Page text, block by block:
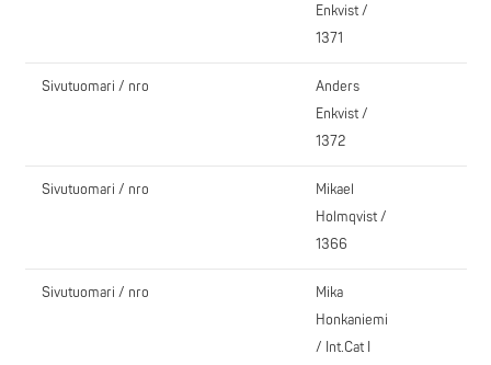
Enkvist /
1371
Sivutuomari / nro
Anders
Enkvist /
1372
Sivutuomari / nro
Mikael
Holmqvist /
1366
Sivutuomari / nro
Mika
Honkaniemi
/ Int.Cat I